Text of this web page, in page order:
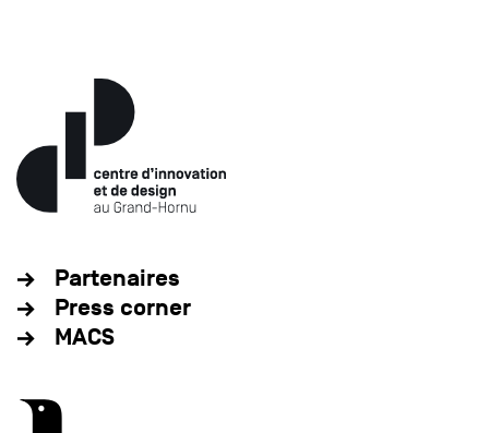
Partenaires
Press corner
MACS